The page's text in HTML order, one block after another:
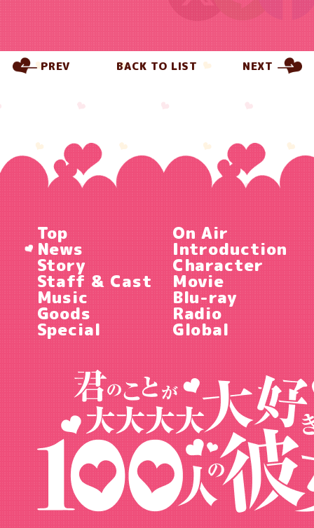
PREV BACK TO LIST NEXT
Top On Air
News Introduction
Story Character
Staff & Cast Movie
Music Blu-ray
Goods Radio
Special Global